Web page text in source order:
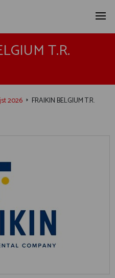
T.R.
2026 FRAIKIN BELGIUM T.R.